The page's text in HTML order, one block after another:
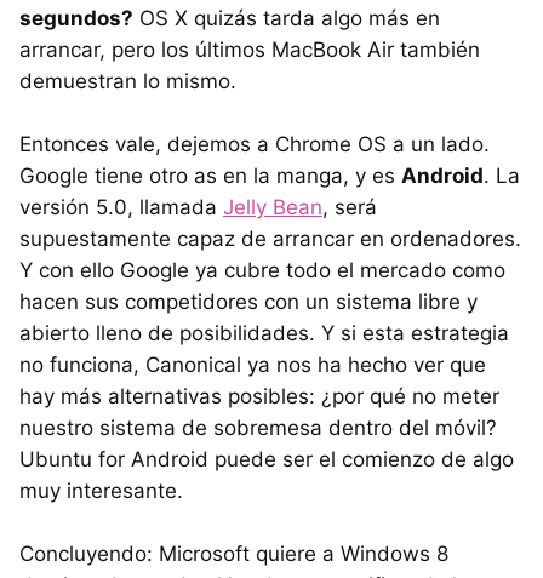
segundos? OS X quizás tarda algo más en
arrancar, pero los últimos MacBook Air también
demuestran lo mismo.
Entonces vale, dejemos a Chrome OS a un lado.
Google tiene otro as en la manga, y es Android. La
versión 5.0, llamada Jelly Bean, será
supuestamente capaz de arrancar en ordenadores.
Y con ello Google ya cubre todo el mercado como
hacen sus competidores con un sistema libre y
abierto lleno de posibilidades. Y si esta estrategia
no funciona, Canonical ya nos ha hecho ver que
hay más alternativas posibles: ¿por qué no meter
nuestro sistema de sobremesa dentro del móvil?
Ubuntu for Android puede ser el comienzo de algo
muy interesante.
Concluyendo: Microsoft quiere a Windows 8